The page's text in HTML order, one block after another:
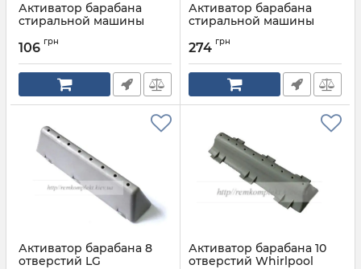
Активатор барабана
стиральной машины
Артикул:
106 грн
Активатор барабана
стиральной машины
отверстий
Артикул: C00097565
274 грн
Активатор барабана 8
отверстий LG
Активатор барабана 10
отверстий Whirlpool